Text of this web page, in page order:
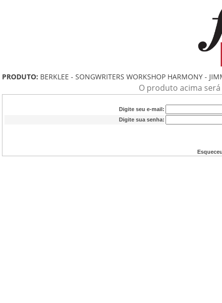
PRODUTO: BERKLEE - SONGWRITERS WORKSHOP HARMONY -
O produto acima
Digite seu e-mail:
Digite sua senha: